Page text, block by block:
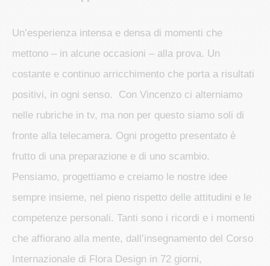
Un’esperienza intensa e densa di momenti che
mettono – in alcune occasioni – alla prova. Un
costante e continuo arricchimento che porta a risultati
positivi, in ogni senso. Con Vincenzo ci alterniamo
nelle rubriche in tv, ma non per questo siamo soli di
fronte alla telecamera. Ogni progetto presentato è
frutto di una preparazione e di uno scambio.
Pensiamo, progettiamo e creiamo le nostre idee
sempre insieme, nel pieno rispetto delle attitudini e le
competenze personali. Tanti sono i ricordi e i momenti
che affiorano alla mente, dall’insegnamento del Corso
Internazionale di Flora Design in 72 giorni,